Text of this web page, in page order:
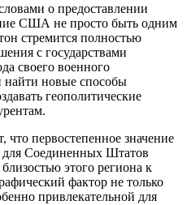
о предоставлении
США не просто быть одним
стремится полностью
с государствами
своего военного
найти новые способы
геополитические
что первостепенное значение
для Соединенных Штатов
этого региона к
фактор не только
привлекательной для